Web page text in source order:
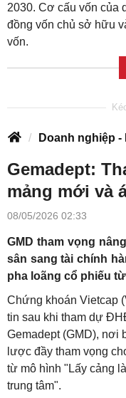
2030. Cơ cấu vốn của
đồng vốn chủ sở hữu
vốn.
Doanh nghiệp -
Gemadept:
mảng mới và
08/05/2026 02:33
GMD tham vọng
sân sang tài chính
pha loãng cổ phiếu
Chứng khoán Vietcap
tin sau khi tham dự
Gemadept (GMD), nơi
lược đầy tham vọng
từ mô hình "Lấy cảng
trung tâm".